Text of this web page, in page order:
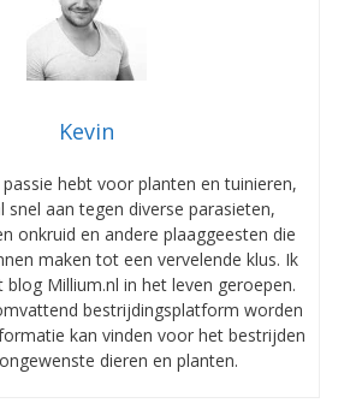
Kevin
hebt voor planten en tuinieren,
snel aan tegen diverse parasieten,
onkruid en andere plaaggeesten die
maken tot een vervelende klus. Ik
Millium.nl in het leven geroepen.
bestrijdingsplatform worden
kan vinden voor het bestrijden
dieren en planten.